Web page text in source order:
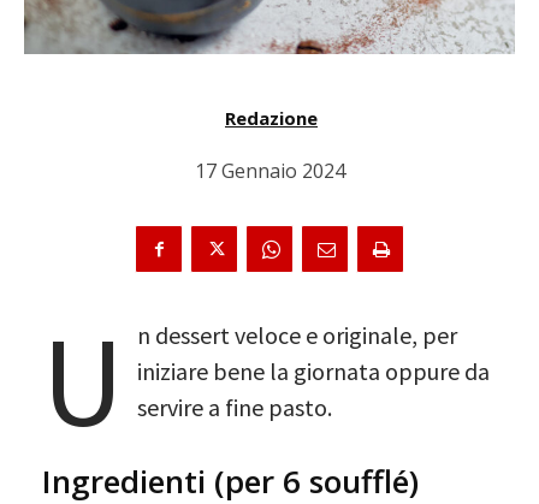
Redazione
17 Gennaio 2024
U
n dessert veloce e originale, per
iniziare bene la giornata oppure da
servire a fine pasto.
Ingredienti (per 6 soufflé)